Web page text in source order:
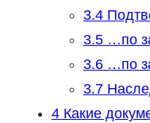
3.4
3.5…по
3.6…по
3.7
4Какие